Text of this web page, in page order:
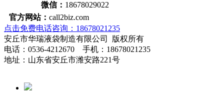
微信： 18678029022
官方网站： call2biz.com
点击免费电话咨询：18678021235
安丘市华瑞液袋制造有限公司 版权所有
电话：0536-4212670 手机：18678021235
地址：山东省安丘市潍安路221号